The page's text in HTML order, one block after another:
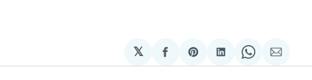
𝕏
Compartir
en
Share
on
Compartir
en
Share
on
via